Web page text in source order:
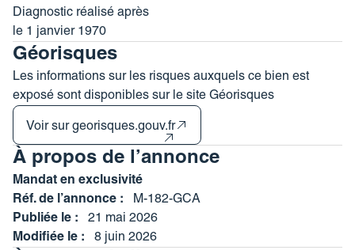
Diagnostic réalisé après
le 1 janvier 1970
Géorisques
Les informations sur les risques auxquels ce bien est
exposé sont disponibles sur le site Géorisques
Voir sur georisques.gouv.fr
À propos de l’annonce
Mandat en exclusivité
Réf. de l’annonce :
M-182-GCA
Publiée le :
21 mai 2026
Modifiée le :
8 juin 2026